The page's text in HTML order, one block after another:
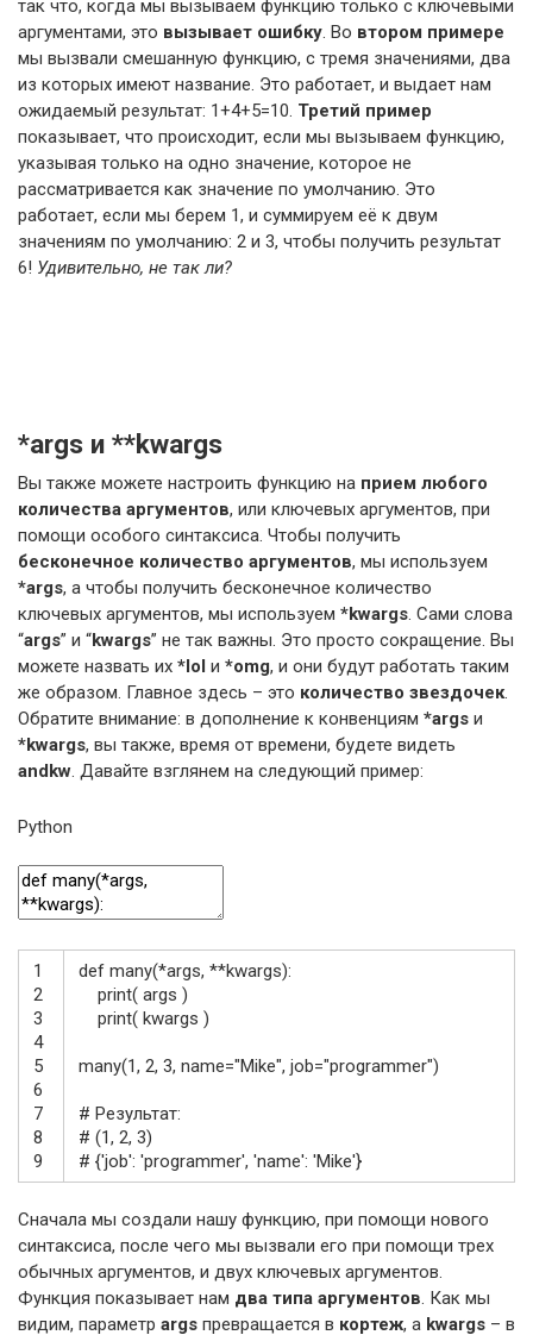
так что, когда мы вызываем функцию только с ключевыми
аргументами, это вызывает ошибку. Во втором примере
мы вызвали смешанную функцию, с тремя значениями, два
из которых имеют название. Это работает, и выдает нам
ожидаемый результат: 1+4+5=10. Третий пример
показывает, что происходит, если мы вызываем функцию,
указывая только на одно значение, которое не
рассматривается как значение по умолчанию. Это
работает, если мы берем 1, и суммируем её к двум
значениям по умолчанию: 2 и 3, чтобы получить результат
6! Удивительно, не так ли?
*args и **kwargs
Вы также можете настроить функцию на прием любого
количества аргументов, или ключевых аргументов, при
помощи особого синтаксиса. Чтобы получить
бесконечное количество аргументов, мы используем
*args, а чтобы получить бесконечное количество
ключевых аргументов, мы используем *kwargs. Сами слова
“args” и “kwargs” не так важны. Это просто сокращение. Вы
можете назвать их *lol и *omg, и они будут работать таким
же образом. Главное здесь – это количество звездочек.
Обратите внимание: в дополнение к конвенциям *args и
*kwargs, вы также, время от времени, будете видеть
andkw. Давайте взглянем на следующий пример:
Python
1
2
3
4
5
6
7
8
9
def many(*args, **kwargs):
print( args )
print( kwargs )
many(1, 2, 3, name="Mike", job="programmer")
# Результат:
# (1, 2, 3)
# {'job': 'programmer', 'name': 'Mike'}
Сначала мы создали нашу функцию, при помощи нового
синтаксиса, после чего мы вызвали его при помощи трех
обычных аргументов, и двух ключевых аргументов.
Функция показывает нам два типа аргументов. Как мы
видим, параметр args превращается в кортеж, а kwargs – в